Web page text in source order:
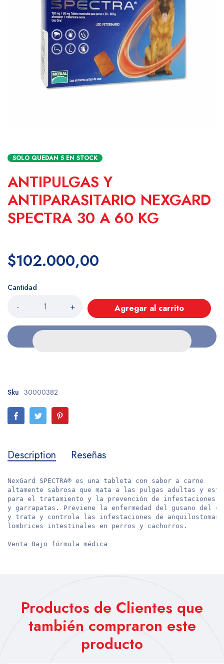
SOLO QUEDAN 5 EN STOCK
ANTIPULGAS Y
ANTIPARASITARIO NEXGARD
SPECTRA 30 A 60 KG
$102.000,00
Cantidad
- + Agregar al carrito
Sku 30000382
Description Reseñas
NexGard SPECTRA® es una tableta con sabor a carne
altamente sabrosa que mata a las pulgas adultas y
para el tratamiento y la prevención de infestaciones
y garrapatas. Previene la enfermedad del gusano del
y trata y controla las infestaciones de
lombrices intestinales en perros y cachorros.
Venta Bajo fórmula médica
Productos de Clientes que
también compraron este
producto